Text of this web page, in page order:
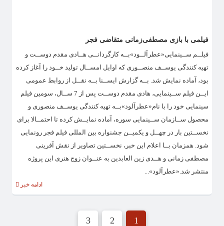
فیلمی‌ با‌ بازی‌ مصطفی‌زمانی‌ متقاضی‌ فجر
فیلــم ســینمایی«عطرآلــود»بــه کارگردانــی هــادی مقدم دوســت و
تهیه کنندگی یوســف منصــوری که اوایل امســال تولید خــود را آغاز کرده
بود، آماده نمایش شد. بــه گزارش ایســنا بــه نقــل از روابط عمومی
ایــن فیلم ســینمایی، هادی مقدم دوســت پس از 7 ســال، سومین فیلم
سینمایی خود را با نام«عطرآلود»بــه تهیه کنندگی یوســف منصوری و
محصول ســازمان ســینمایی سوره، آماده نمایــش کرده تا احتمــالا برای
نخســتین بار در چهــل و یکمیــن جشنواره بین المللی فیلم فجر رونمایی
شود. همزمان بــا اعلام این خبر، نخســتین تصاویر از نقش آفرینی
مصطفی زمانی و هــدی زین العابدین به عنــوان زوج هنری این پروژه
منتشر شد.«عطرآلود»...
ادامه خبر
1
2
3